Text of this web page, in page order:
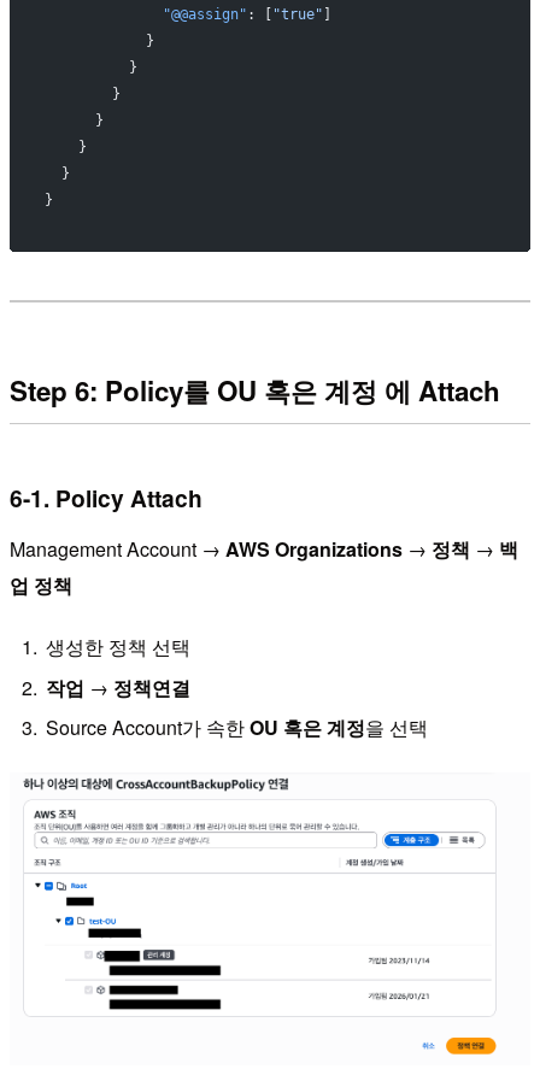
              "@@assign"
: [ "true"
            }
          }
        }
      }
    }
  }
}
Step 6: Policy를 OU 혹은 계정 에 Attach
6-1. Policy Attach
Management Account → AWS Organizations → 정책 → 백
업 정책
생성한 정책 선택
작업 → 정책연결
Source Account가 속한OU 혹은 계정을 선택